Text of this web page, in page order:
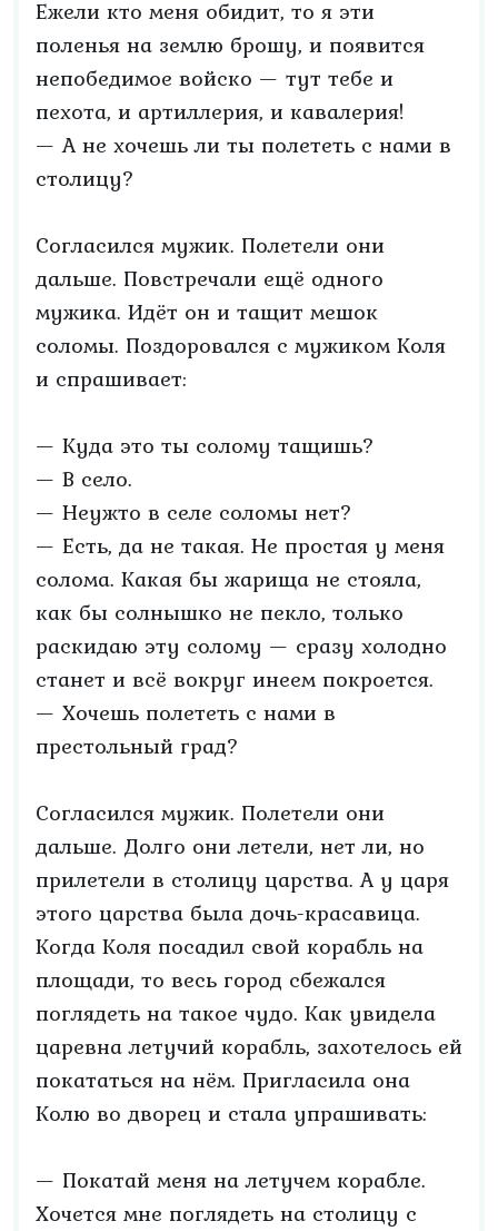
Ежели кто меня обидит, то я эти
поленья на землю брошу, и появится
непобедимое войско — тут тебе и
пехота, и артиллерия, и кавалерия!
— А не хочешь ли ты полететь с нами в
столицу?
Согласился мужик. Полетели они
дальше. Повстречали ещё одного
мужика. Идёт он и тащит мешок
соломы. Поздоровался с мужиком Коля
и спрашивает:
— Куда это ты солому тащишь?
— В село.
— Неужто в селе соломы нет?
— Есть, да не такая. Не простая у меня
солома. Какая бы жарища не стояла,
как бы солнышко не пекло, только
раскидаю эту солому — сразу холодно
станет и всё вокруг инеем покроется.
— Хочешь полететь с нами в
престольный град?
Согласился мужик. Полетели они
дальше. Долго они летели, нет ли, но
прилетели в столицу царства. А у царя
этого царства была дочь-красавица.
Когда Коля посадил свой корабль на
площади, то весь город сбежался
поглядеть на такое чудо. Как увидела
царевна летучий корабль, захотелось ей
покататься на нём. Пригласила она
Колю во дворец и стала упрашивать:
— Покатай меня на летучем корабле.
Хочется мне поглядеть на столицу с